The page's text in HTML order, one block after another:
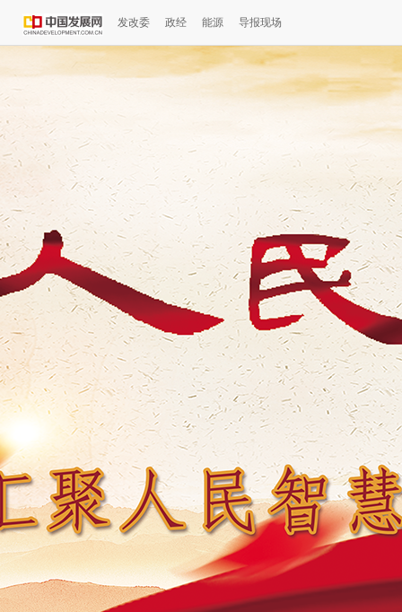
发改委 政经 能源 导报现场